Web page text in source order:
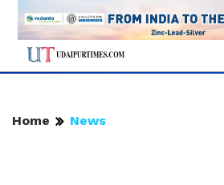
Home News